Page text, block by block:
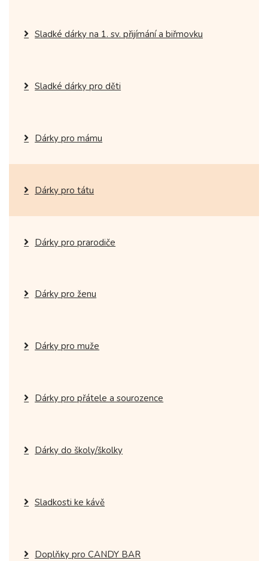
Sladké dárky na 1. sv. přijímání a biřmovku
Sladké dárky pro děti
Dárky pro mámu
Dárky pro tátu
Dárky pro prarodiče
Dárky pro ženu
Dárky pro muže
Dárky pro přátele a sourozence
Dárky do školy/školky
Sladkosti ke kávě
Doplňky pro CANDY BAR